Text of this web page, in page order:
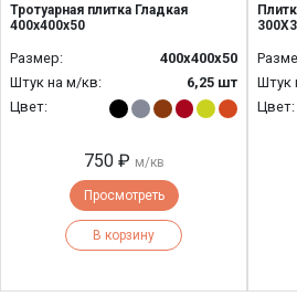
Тротуарная плитка Гладкая
400х400х50
Размер:
400х400х50
Штук на м/кв:
6,25 шт
Цвет:
750 ₽ м/кв
Просмотреть
В корзину
Штук
Цвет: